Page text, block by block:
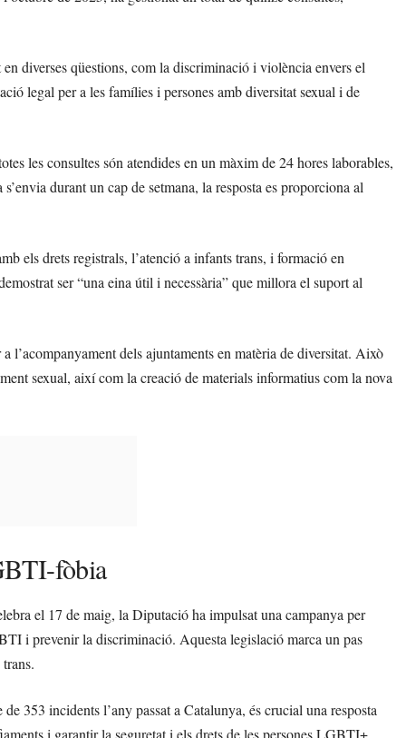
diverses qüestions, com la discriminació i violència envers el
legal per a les famílies i persones amb diversitat sexual i de
les consultes són atendides en un màxim de 24 hores laborables,
durant un cap de setmana, la resposta es proporciona al
els drets registrals, l’atenció a infants trans, i formació en
ser “una eina útil i necessària” que millora el suport al
l’acompanyament dels ajuntaments en matèria de diversitat. Això
sexual, així com la creació de materials informatius com la nova
fòbia
el 17 de maig, la Diputació ha impulsat una campanya per
i prevenir la discriminació. Aquesta legislació marca un pas
353 incidents l’any passat a Catalunya, és crucial una resposta
i garantir la seguretat i els drets de les persones LGBTI+.